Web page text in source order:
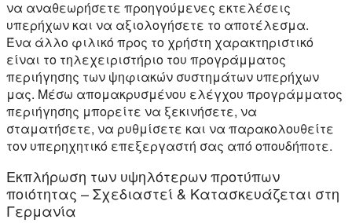
να αναθεωρήσετε προηγούμενες εκτελέσεις
υπερήχων και να αξιολογήσετε το αποτέλεσμα.
Ένα άλλο φιλικό προς το χρήστη χαρακτηριστικό
είναι το τηλεχειριστήριο του προγράμματος
περιήγησης των ψηφιακών συστημάτων υπερήχων
μας. Μέσω απομακρυσμένου ελέγχου προγράμματος
περιήγησης μπορείτε να ξεκινήσετε, να
σταματήσετε, να ρυθμίσετε και να παρακολουθείτε
τον υπερηχητικό επεξεργαστή σας από οπουδήποτε.
Εκπλήρωση των υψηλότερων προτύπων
ποιότητας – Σχεδιαστεί & Κατασκευάζεται στη
Γερμανία